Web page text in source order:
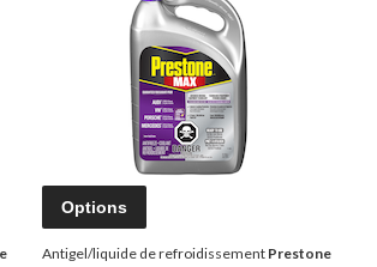
Options
Antigel/liquide de refroidissement Prestone